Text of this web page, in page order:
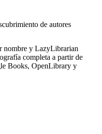
de autores
nombre y LazyLibrarian
completa a partir de
Books, OpenLibrary y